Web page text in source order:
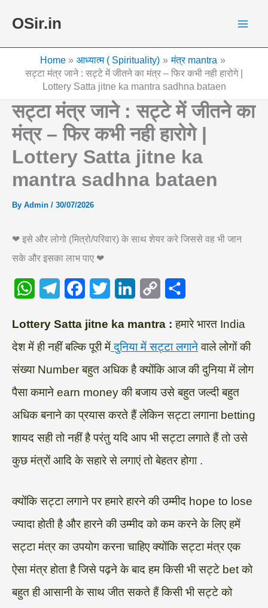
OSir.in
Home आध्यात्म ( Spirituality)
मंत्र mantra
सट्टा मंत्र जाने : सट्टे में जीतने का मंत्र – फिर कभी नही हारोगे |
Lottery Satta jitne ka mantra sadhna bataen
सट्टा मंत्र जाने : सट्टे में जीतने का
मंत्र – फिर कभी नही हारोगे |
Lottery Satta jitne ka
mantra sadhna bataen
By Admin / 30/07/2026
❤ इसे और लोगो (मित्रो/परिवार) के साथ शेयर करे जिससे वह भी जान
सके और इसका लाभ पाए ❤
h
a
t
s
A
e
l
e
g
r
a
c
e
b
o
w
i
t
t
e
i
n
k
e
d
o
p
y
L
i
h
a
r
e
Lottery Satta jitne ka mantra : हमारे भारत India
देश में ही नहीं बल्कि पूरी मेंदुनिया में सट्टा लगानेवाले लोगों की
संख्या Number बहुत अधिक है क्योंकि आज की दुनिया में लोग
पैसा कमाने earn money की बजाय उसे बहुत जल्दी बहुत
अधिक बनाने का प्रयास करते हैं लेकिन सट्टा लगाना betting
शायद सही तो नहीं है परंतु यदि आप भी सट्टा लगाते हैं तो उसे
कुछ मंत्रों आदि के सहारे से लगाएं तो बेहतर होगा .
क्योंकि सट्टा लगाने पर हमारे हारने की उम्मीद hope to lose
ज्यादा होती है और हारने की उम्मीद को कम करने के लिए हमें
सट्टा मंत्र का उपयोग करना चाहिए क्योंकि सट्टा मंत्र एक
ऐसा मंत्र होता है जिसे पढ़ने के बाद हम किसी भी सट्टे bet को
बहुत ही आसानी के साथ जीत सकते हैं किसी भी सट्टे को